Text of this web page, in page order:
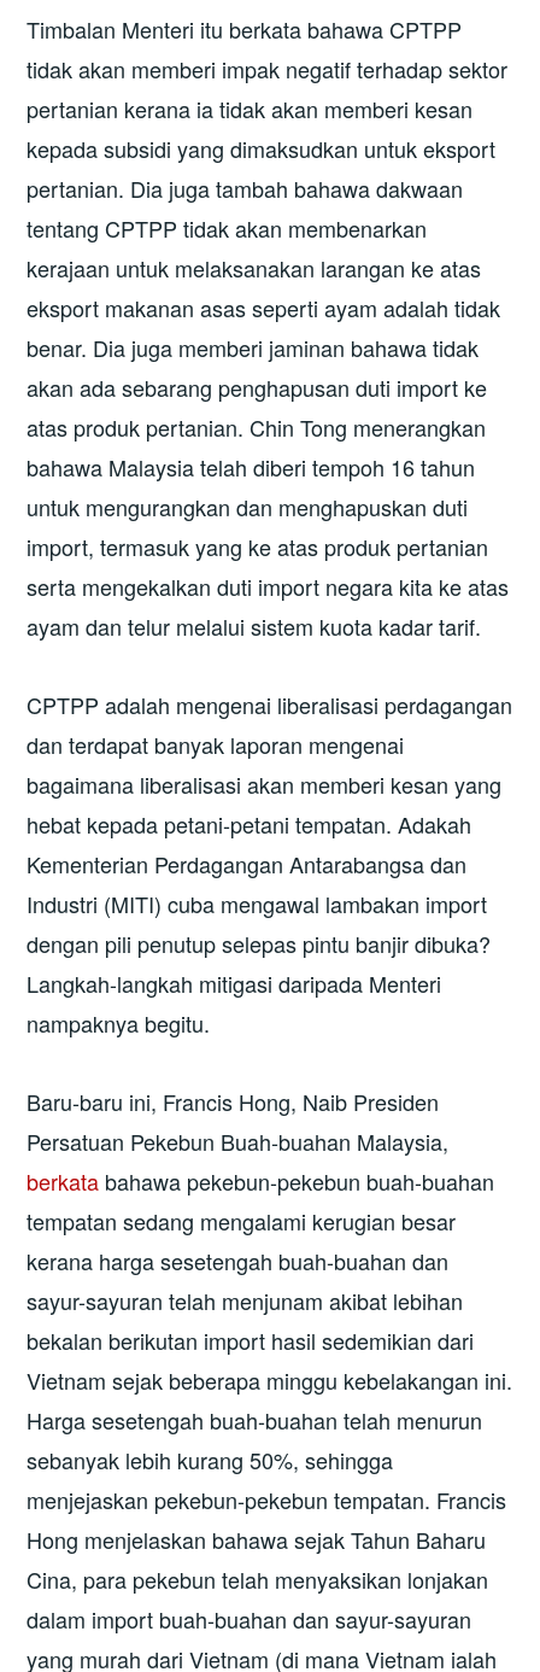
Timbalan Menteri itu berkata bahawa CPTPP
tidak akan memberi impak negatif terhadap sektor
pertanian kerana ia tidak akan memberi kesan
kepada subsidi yang dimaksudkan untuk eksport
pertanian. Dia juga tambah bahawa dakwaan
tentang CPTPP tidak akan membenarkan
kerajaan untuk melaksanakan larangan ke atas
eksport makanan asas seperti ayam adalah tidak
benar. Dia juga memberi jaminan bahawa tidak
akan ada sebarang penghapusan duti import ke
atas produk pertanian. Chin Tong menerangkan
bahawa Malaysia telah diberi tempoh 16 tahun
untuk mengurangkan dan menghapuskan duti
import, termasuk yang ke atas produk pertanian
serta mengekalkan duti import negara kita ke atas
ayam dan telur melalui sistem kuota kadar tarif.
CPTPP adalah mengenai liberalisasi perdagangan
dan terdapat banyak laporan mengenai
bagaimana liberalisasi akan memberi kesan yang
hebat kepada petani-petani tempatan. Adakah
Kementerian Perdagangan Antarabangsa dan
Industri (MITI) cuba mengawal lambakan import
dengan pili penutup selepas pintu banjir dibuka?
Langkah-langkah mitigasi daripada Menteri
nampaknya begitu.
Baru-baru ini, Francis Hong, Naib Presiden
Persatuan Pekebun Buah-buahan Malaysia,
berkata bahawa pekebun-pekebun buah-buahan
tempatan sedang mengalami kerugian besar
kerana harga sesetengah buah-buahan dan
sayur-sayuran telah menjunam akibat lebihan
bekalan berikutan import hasil sedemikian dari
Vietnam sejak beberapa minggu kebelakangan ini.
Harga sesetengah buah-buahan telah menurun
sebanyak lebih kurang 50%, sehingga
menjejaskan pekebun-pekebun tempatan. Francis
Hong menjelaskan bahawa sejak Tahun Baharu
Cina, para pekebun telah menyaksikan lonjakan
dalam import buah-buahan dan sayur-sayuran
yang murah dari Vietnam (di mana Vietnam ialah